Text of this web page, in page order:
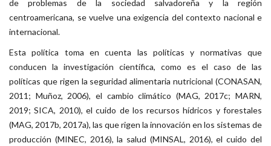
de problemas de la sociedad salvadoreña y la región
centroamericana, se vuelve una exigencia del contexto nacional e
internacional.
Esta política toma en cuenta las políticas y normativas que
conducen la investigación científica, como es el caso de las
políticas que rigen la seguridad alimentaria nutricional (CONASAN,
2011; Muñoz, 2006), el cambio climático (MAG, 2017c; MARN,
2019; SICA, 2010), el cuido de los recursos hídricos y forestales
(MAG, 2017b, 2017a), las que rigen la innovación en los sistemas de
producción (MINEC, 2016), la salud (MINSAL, 2016), el cuido del